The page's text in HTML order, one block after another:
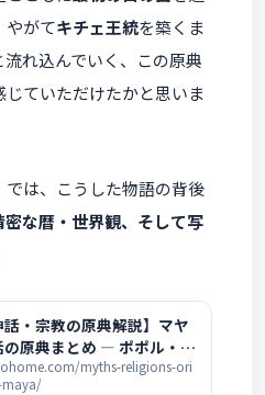
やがてキチェ王統を築くま
流れ込んでいく、この原典
ていただけたかと思いま
は、こうした物語の背後
密な暦・世界観、そして写
話・宗教の原典解説】マヤ
の原典まとめ ― ポポル・ヴ
全記事の一覧myths-religions-ori
maya/